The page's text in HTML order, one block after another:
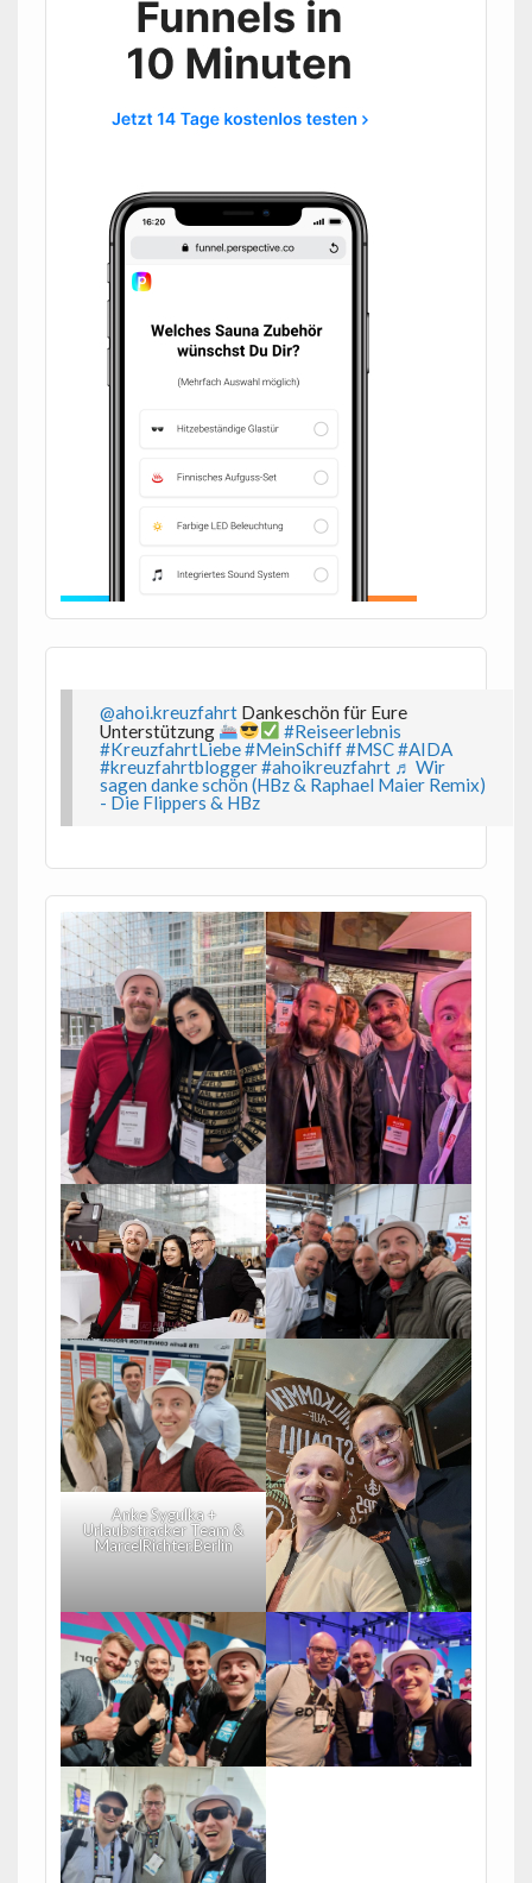
@ahoi.kreuzfahrt Dankeschön für Eure
Unterstützung
#Reiseerlebnis
#KreuzfahrtLiebe#MeinSchiff#MSC#AIDA
#kreuzfahrtblogger#ahoikreuzfahrt ♬ Wir
sagen danke schön (HBz & Raphael Maier Remix)
- Die Flippers & HBz
Anke Sygulka +
Urlaubstracker Team &
MarcelRichter.Berlin